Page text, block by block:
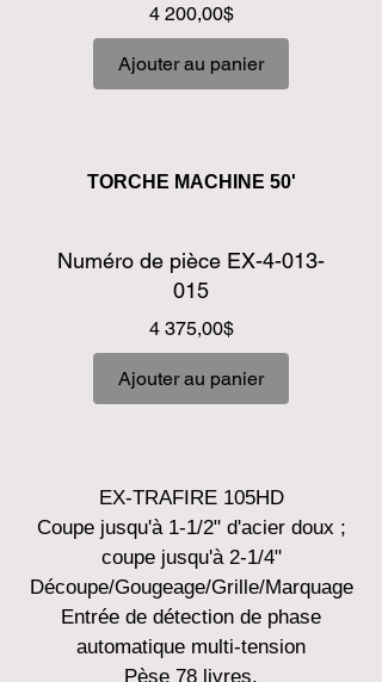
4 200,00$Prix
Ajouter au panier
TORCHE MACHINE 50'
Numéro de pièce EX-4-013-
015
4 375,00$Prix
Ajouter au panier
EX-TRAFIRE 105HD
Coupe jusqu'à 1-1/2" d'acier doux ;
coupe jusqu'à 2-1/4"
Découpe/Gougeage/Grille/Marquage
Entrée de détection de phase
automatique multi-tension
Pèse 78 livres.